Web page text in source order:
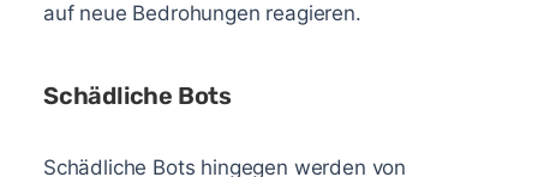
auf neue Bedrohungen reagieren.
Schädliche Bots
Schädliche Bots hingegen werden von